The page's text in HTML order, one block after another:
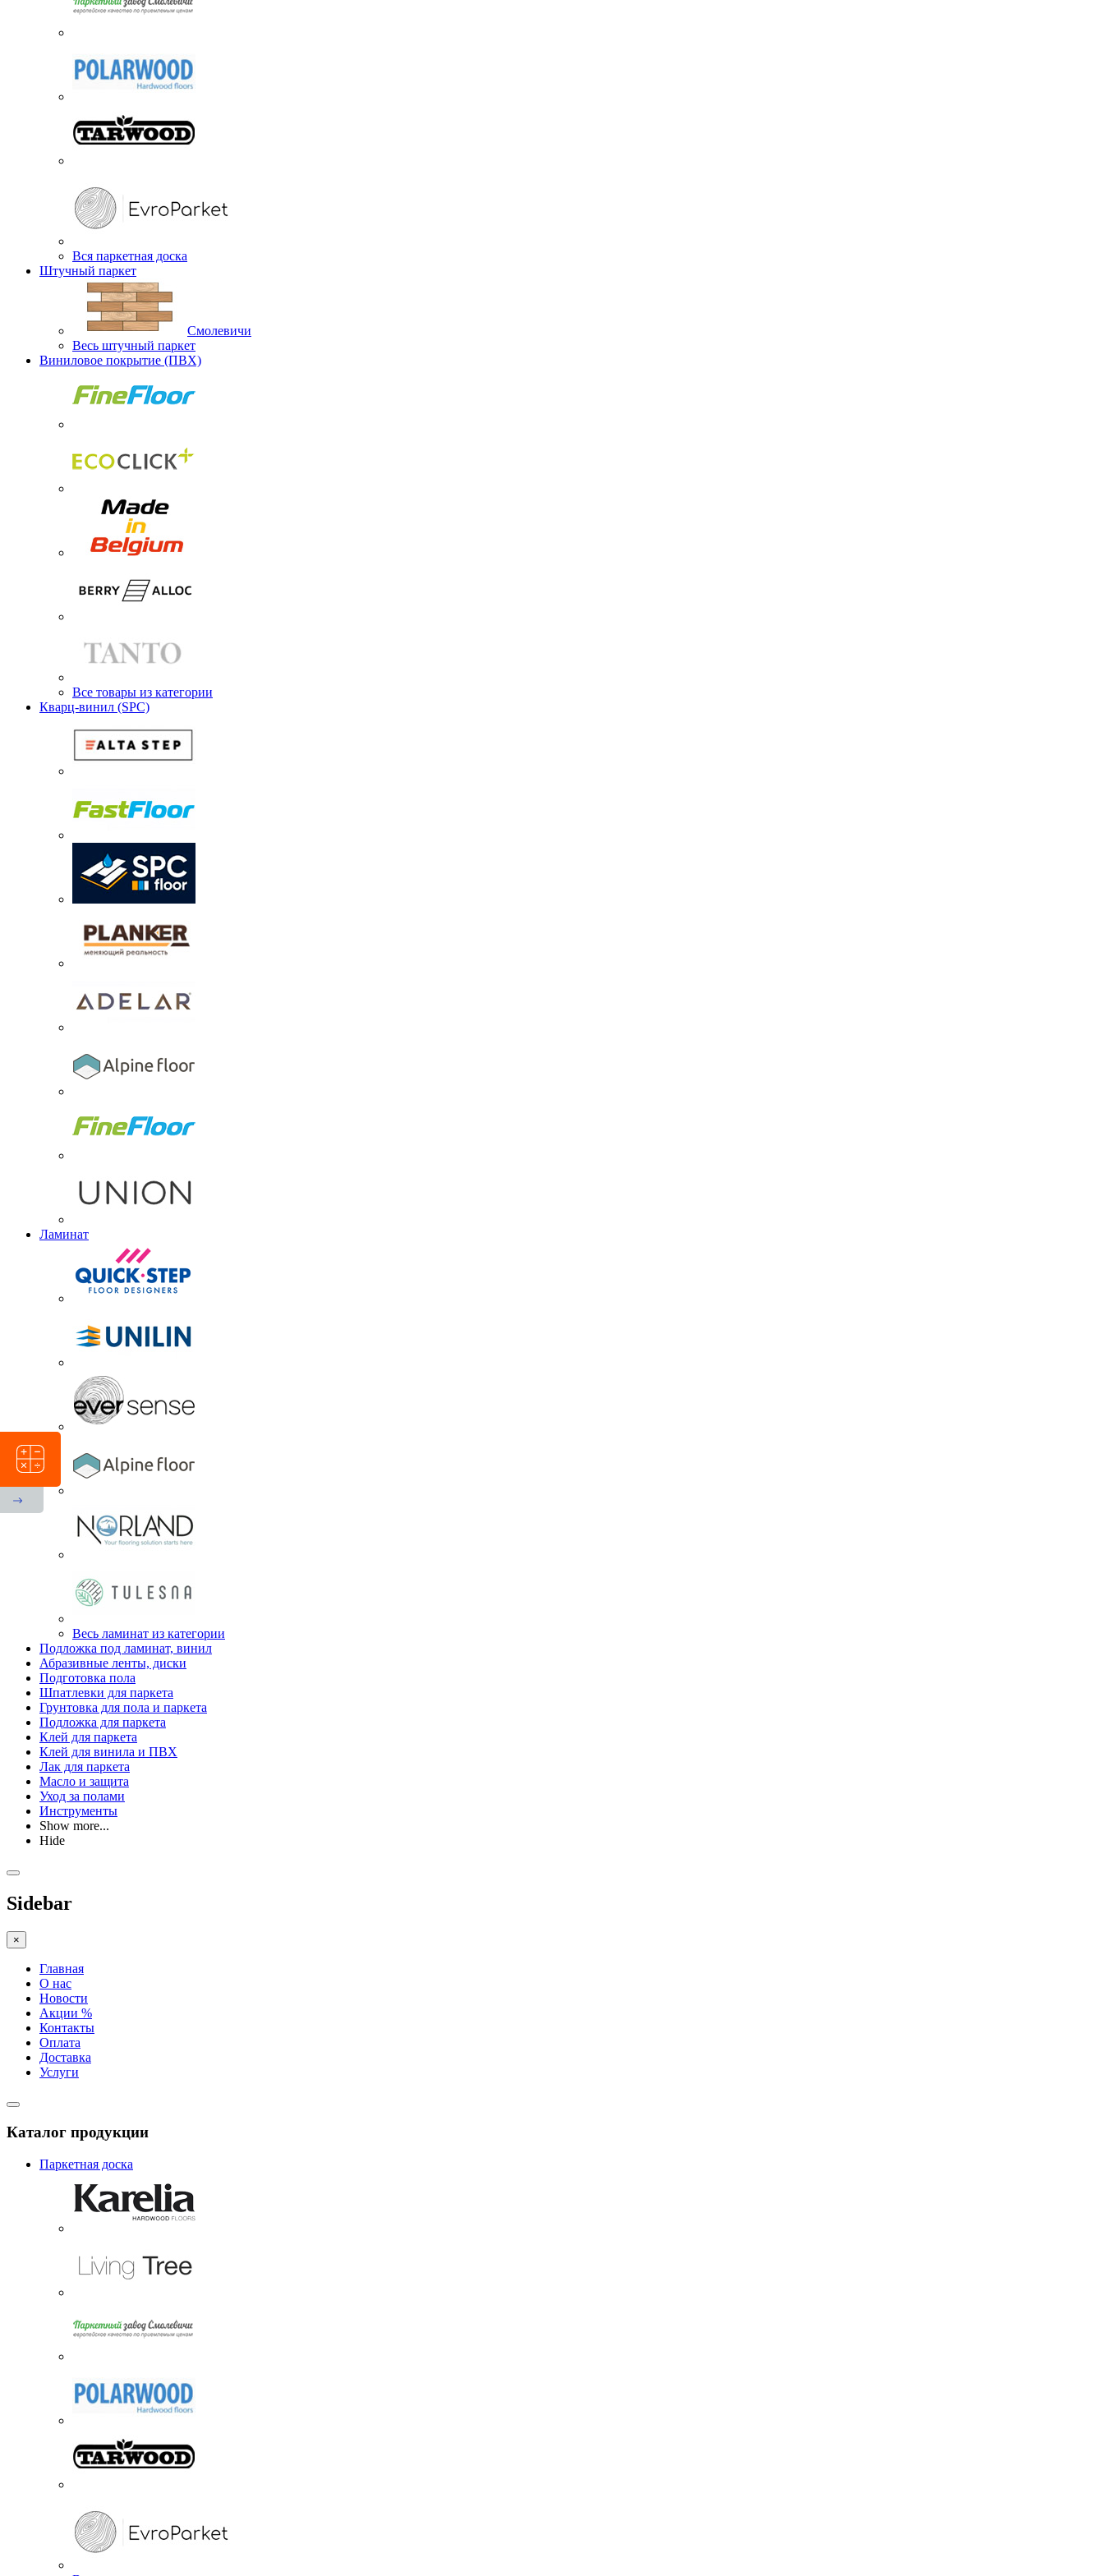
Вся паркетная доска
Штучный паркет
Смолевичи
Весь штучный паркет
Виниловое покрытие (ПВХ)
Все товары из категории
Кварц-винил (SPC)
Ламинат
Весь ламинат из категории
Подложка под ламинат, винил
Абразивные ленты, диски
Подготовка пола
Шпатлевки для паркета
Грунтовка для пола и паркета
Подложка для паркета
Клей для паркета
Клей для винила и ПВХ
Лак для паркета
Масло и защита
Уход за полами
Инструменты
Show more...
Hide
Sidebar
×
Главная
О нас
Новости
Акции %
Контакты
Оплата
Доставка
Услуги
Каталог продукции
Паркетная доска